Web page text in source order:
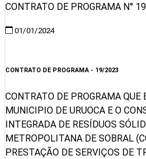
CONTRATO DE PROGRAMA N°
01/01/2024
CONTRATO DE PROGRAMA - 19/2023
CONTRATO DE PROGRAMA QUE
MUNICIPIO DE URUOCA E O
INTEGRADA DE RESÍDUOS
METROPOLITANA DE SOBRAL
PRESTAÇÃO DE SERVIÇOS DE